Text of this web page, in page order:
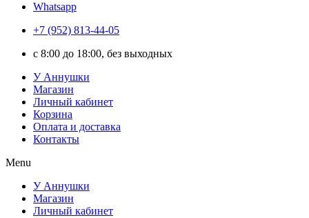
Whatsapp
+7 (952) 813-44-05
c 8:00 до 18:00, без выходных
У Аннушки
Магазин
Личный кабинет
Корзина
Оплата и доставка
Контакты
Menu
У Аннушки
Магазин
Личный кабинет